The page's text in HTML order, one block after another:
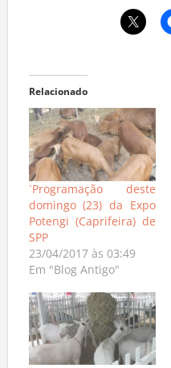
Relacionado
`Programação deste
domingo (23) da Expo
Potengi (Caprifeira) de
SPP
23/04/2017 às 03:49
Em "Blog Antigo"